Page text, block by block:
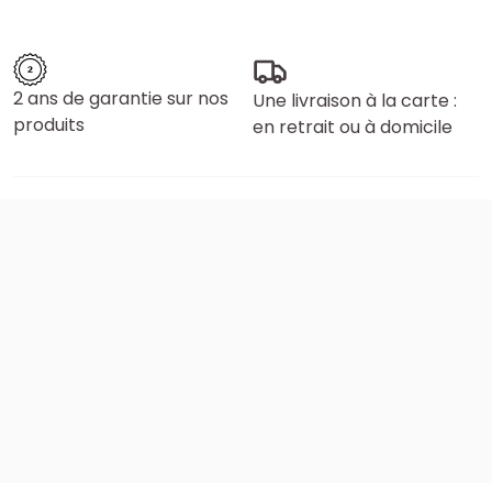
2 ans de garantie sur nos
produits
Une livraison à la carte :
en retrait ou à domicile